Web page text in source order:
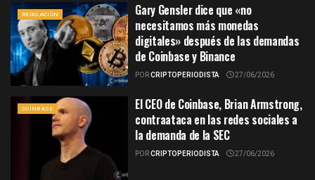
REGULACIÓN
Gary Gensler dice que «no
necesitamos más monedas
digitales» después de las demandas
de Coinbase y Binance
PORCRIPTOPERIODISTA 27/06/2026
COINBASE
El CEO de Coinbase, Brian Armstrong,
contraataca en las redes sociales a
la demanda de la SEC
PORCRIPTOPERIODISTA 27/06/2026